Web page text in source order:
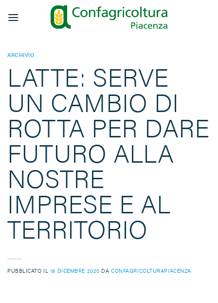
ARCHIVIO
LATTE: SERVE
UN CAMBIO DI
ROTTA PER DARE
FUTURO ALLA
NOSTRE
IMPRESE E AL
TERRITORIO
PUBBLICATO IL 18 DICEMBRE 2020 DACONFAGRICOLTURAPIACENZA